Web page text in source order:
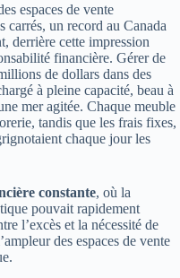
espaces de vente
carrés, un record au Canada
derrière cette impression
financière. Gérer de
de dollars dans des
à pleine capacité, beau à
mer agitée. Chaque meuble
tandis que les frais fixes,
chaque jour les
constante, où la
pouvait rapidement
l’excès et la nécessité de
des espaces de vente